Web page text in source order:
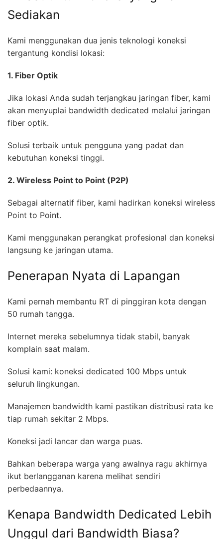
Sediakan
Kami menggunakan dua jenis teknologi koneksi
tergantung kondisi lokasi:
1. Fiber Optik
Jika lokasi Anda sudah terjangkau jaringan fiber, kami
akan menyuplai bandwidth dedicated melalui jaringan
fiber optik.
Solusi terbaik untuk pengguna yang padat dan
kebutuhan koneksi tinggi.
2. Wireless Point to Point (P2P)
Sebagai alternatif fiber, kami hadirkan koneksi wireless
Point to Point.
Kami menggunakan perangkat profesional dan koneksi
langsung ke jaringan utama.
Penerapan Nyata di Lapangan
Kami pernah membantu RT di pinggiran kota dengan
50 rumah tangga.
Internet mereka sebelumnya tidak stabil, banyak
komplain saat malam.
Solusi kami: koneksi dedicated 100 Mbps untuk
seluruh lingkungan.
Manajemen bandwidth kami pastikan distribusi rata ke
tiap rumah sekitar 2 Mbps.
Koneksi jadi lancar dan warga puas.
Bahkan beberapa warga yang awalnya ragu akhirnya
ikut berlangganan karena melihat sendiri
perbedaannya.
Kenapa Bandwidth Dedicated Lebih
Unggul dari Bandwidth Biasa?